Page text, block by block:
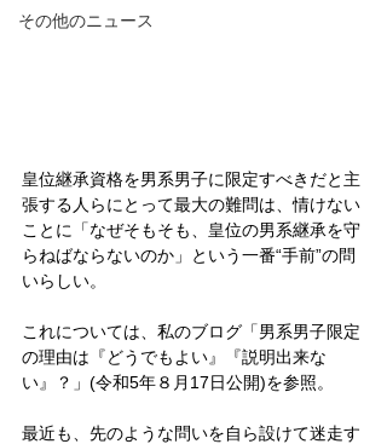
その他のニュース
皇位継承資格を男系男子に限定すべきだと主
張する人らにとって最大の難問は、情けない
ことに「なぜそもそも、皇位の男系継承を守
らねばならないのか」という一番“手前”の問
いらしい。
これについては、私のブログ「男系男子限定
の理由は『どうでもよい』『説明出来な
い』？」(令和5年８月17日公開)を参照。
最近も、先のような問いを自ら設けて迷走す